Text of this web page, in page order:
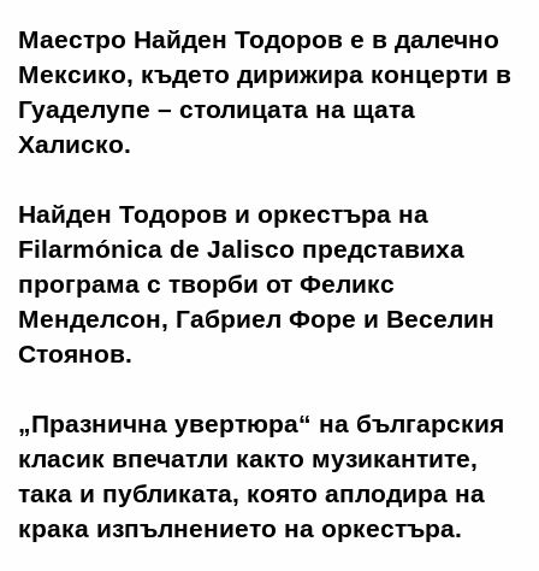
Маестро Найден Тодоров е в далечно
Мексико, където дирижира концерти в
Гуаделупе – столицата на щата
Халиско.
Найден Тодоров и оркестъра на
Filarmónica de Jalisco представиха
програма с творби от Феликс
Менделсон, Габриел Форе и Веселин
Стоянов.
„Празнична увертюра“ на българския
класик впечатли както музикантите,
така и публиката, която аплодира на
крака изпълнението на оркестъра.